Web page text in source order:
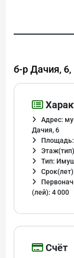
б-р Дачия, 6,
Адрес:
Дачия, 6
Тип:
(лей): 4 000
Cчёт